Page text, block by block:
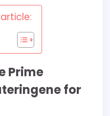
Prime
for